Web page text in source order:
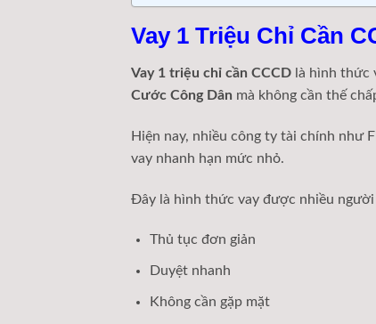
Vay 1 Triệu Chỉ Cần
Vay 1 triệu chỉ cần CCCD là hình thức
Cước Công Dân mà không cần thế
Hiện nay, nhiều công ty tài chính như
vay nhanh hạn mức nhỏ.
Đây là hình thức vay được nhiều
Thủ tục đơn giản
Duyệt nhanh
Không cần gặp mặt